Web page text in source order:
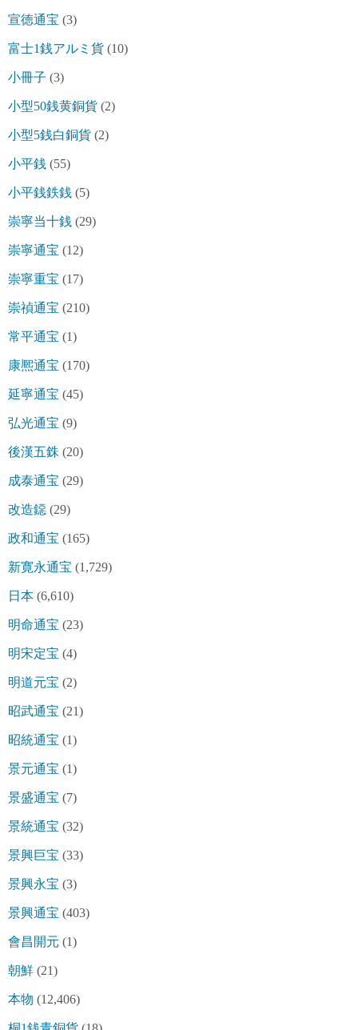
宣徳通宝 (3)
富士1銭アルミ貨 (10)
小冊子 (3)
小型50銭黄銅貨 (2)
小型5銭白銅貨 (2)
小平銭 (55)
小平銭鉄銭 (5)
崇寧当十銭 (29)
崇寧通宝 (12)
崇寧重宝 (17)
崇禎通宝 (210)
常平通宝 (1)
康熈通宝 (170)
延寧通宝 (45)
弘光通宝 (9)
後漢五銖 (20)
成泰通宝 (29)
改造鐚 (29)
政和通宝 (165)
新寛永通宝 (1,729)
日本 (6,610)
明命通宝 (23)
明宋定宝 (4)
明道元宝 (2)
昭武通宝 (21)
昭統通宝 (1)
景元通宝 (1)
景盛通宝 (7)
景統通宝 (32)
景興巨宝 (33)
景興永宝 (3)
景興通宝 (403)
會昌開元 (1)
朝鮮 (21)
本物 (12,406)